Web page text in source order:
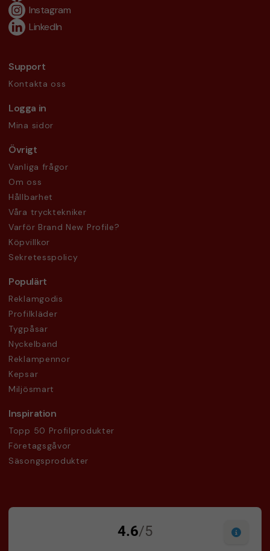
Instagram
LinkedIn
Support
Kontakta oss
Logga in
Mina sidor
Övrigt
Vanliga frågor
Om oss
Hållbarhet
Våra trycktekniker
Varför Brand New Profile?
Köpvillkor
Sekretesspolicy
Populärt
Reklamgodis
Profilkläder
Tygpåsar
Nyckelband
Reklampennor
Kepsar
Miljösmart
Inspiration
Topp 50 Profilprodukter
Företagsgåvor
Säsongsprodukter